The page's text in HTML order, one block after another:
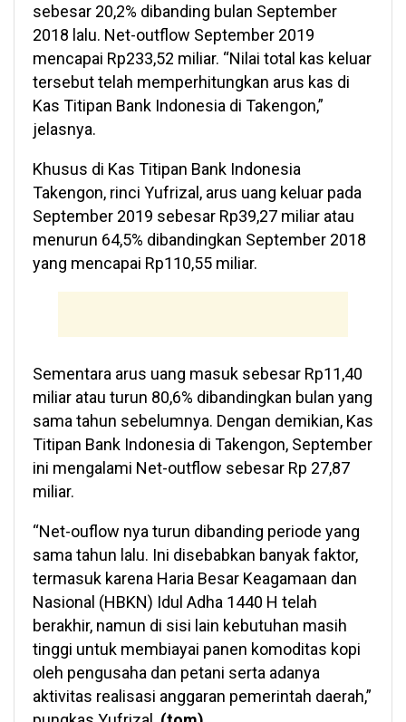
sebesar 20,2% dibanding bulan September
2018 lalu. Net-outflow September 2019
mencapai Rp233,52 miliar. “Nilai total kas keluar
tersebut telah memperhitungkan arus kas di
Kas Titipan Bank Indonesia di Takengon,”
jelasnya.
Khusus di Kas Titipan Bank Indonesia
Takengon, rinci Yufrizal, arus uang keluar pada
September 2019 sebesar Rp39,27 miliar atau
menurun 64,5% dibandingkan September 2018
yang mencapai Rp110,55 miliar.
Sementara arus uang masuk sebesar Rp11,40
miliar atau turun 80,6% dibandingkan bulan yang
sama tahun sebelumnya. Dengan demikian, Kas
Titipan Bank Indonesia di Takengon, September
ini mengalami Net-outflow sebesar Rp 27,87
miliar.
“Net-ouflow nya turun dibanding periode yang
sama tahun lalu. Ini disebabkan banyak faktor,
termasuk karena Haria Besar Keagamaan dan
Nasional (HBKN) Idul Adha 1440 H telah
berakhir, namun di sisi lain kebutuhan masih
tinggi untuk membiayai panen komoditas kopi
oleh pengusaha dan petani serta adanya
aktivitas realisasi anggaran pemerintah daerah,”